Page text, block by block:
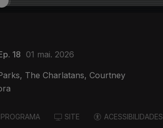
18 01 mai. 2026
The Charlatans, Courtney
SITE ACESSIBILIDADES